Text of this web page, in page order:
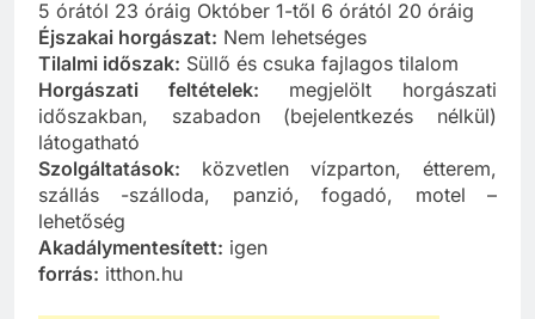
5 órától 23 óráig Október 1-től 6 órától 20 óráig
Éjszakai horgászat: Nem lehetséges
Tilalmi időszak: Süllő és csuka fajlagos tilalom
Horgászati feltételek: megjelölt horgászati
időszakban, szabadon (bejelentkezés nélkül)
látogatható
Szolgáltatások: közvetlen vízparton, étterem,
szállás -szálloda, panzió, fogadó, motel –
lehetőség
Akadálymentesített: igen
forrás: itthon.hu